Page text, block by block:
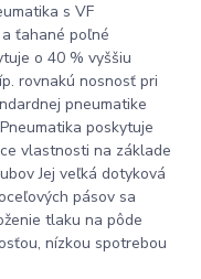
s VF
ťahané poľné
o 40 % vyššiu
rovnakú nosnosť pri
pneumatike
poskytuje
vlastnosti na základe
Jej veľká dotyková
pásov sa
tlaku na pôde
nízkou spotrebou